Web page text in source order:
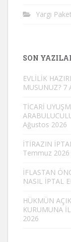
Yargı
SON
EVLİLİK
MUSUNUZ? 7
TİCARİ
Ağustos 2026
İTİRAZIN
Temmuz 2026
İFLASTAN
NASIL İPTAL
HÜKMÜN
KURUMUNA
2026